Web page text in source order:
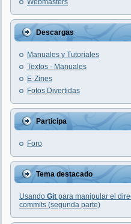
Webmasters
Descargas
Manuales y Tutoriales
Textos - Manuales
E-Zines
Fotos Divertidas
Participa
Foro
Tema destacado
Usando Git para manipular el
commits (segunda parte)